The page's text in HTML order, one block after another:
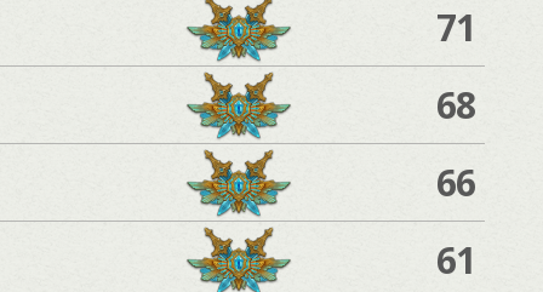
71
68
66
61